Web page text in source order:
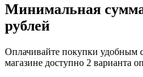
Минимальная сумма
рублей
Оплачивайте покупки удобным
магазине доступно 2 варианта